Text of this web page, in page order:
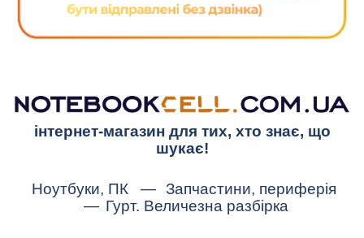
інтернет-магазин для тих, хто знає, що
шукає!
Ноутбуки, ПК — Запчастини, периферія
— Гурт. Величезна разбірка